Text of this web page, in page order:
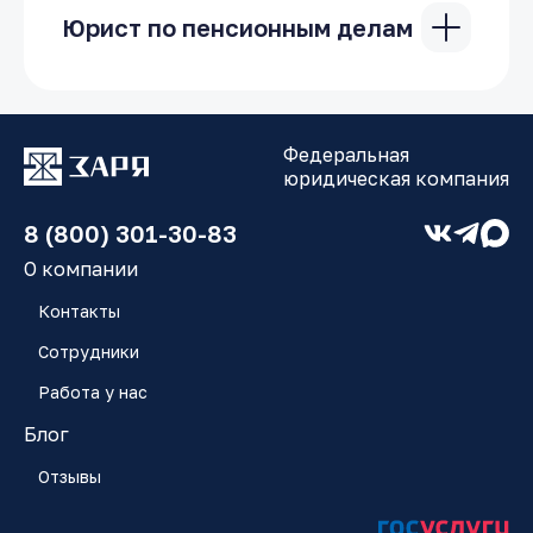
Юрист по пенсионным делам
Существуют следущие виды пенсии:
• пенсия по старости;
• пенсия по инвалидности;
Процедура выхода на пенсию строго
регламентируется действующим
часто оказывается, что в сфере
может столкнуться с массой вопросов и
проблем, среди которых:
пенсии;
периодов работы гражданина;
Федеральная
юридическая компания
8 (800) 301-30-83
О компании
Контакты
Сотрудники
Работа у нас
Блог
Отзывы